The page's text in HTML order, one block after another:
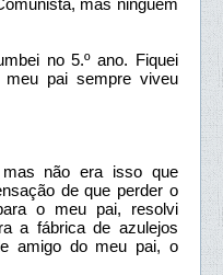
no 5.º ano. Fiquei
pai sempre viveu
mas não era isso que
de que perder o
o meu pai, resolvi
a fábrica de azulejos
amigo do meu pai, o